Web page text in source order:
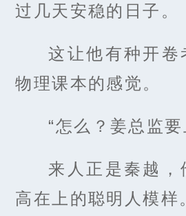
过几天安稳的日子。
这让他有种开卷
物理课本的感觉。
“怎么？姜总监要
来人正是秦越，
高在上的聪明人模样